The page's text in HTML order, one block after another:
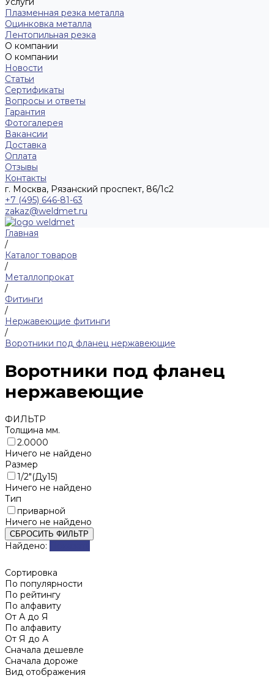
Плазменная резка металла
Оцинковка металла
Лентопильная резка
О компании
О компании
Новости
Статьи
Сертификаты
Вопросы и ответы
Гарантия
Фотогалерея
Вакансии
Доставка
Оплата
Отзывы
Контакты
г. Москва, Рязанский проспект, 86/1с2
+7 (495) 646-81-63
zakaz@weldmet.ru
Главная
/
Каталог товаров
/
Металлопрокат
/
Фитинги
/
Нержавеющие фитинги
/
Воротники под фланец нержавеющие
Воротники под фланец
нержавеющие
ФИЛЬТР
Толщина мм.
2.0000
Ничего не найдено
Размер
1/2"(Ду15)
Ничего не найдено
Тип
приварной
Ничего не найдено
СБРОСИТЬ ФИЛЬТР
Найдено:
Сортировка
По популярности
По рейтингу
По алфавиту
От А до Я
По алфавиту
От Я до А
Сначала дешевле
Сначала дороже
Вид отображения